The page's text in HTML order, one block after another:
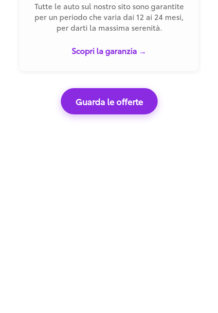
Tutte le auto sul nostro sito sono garantite
per un periodo che varia dai 12 ai 24 mesi,
per darti la massima serenità.
Scopri la garanzia →
Guarda le offerte